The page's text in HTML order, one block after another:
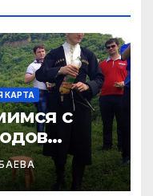
КАРТА
с